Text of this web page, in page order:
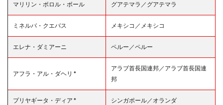
マリリン・ボロル・ボール グアテマラ／グアテマラ
ミネルバ・クエバス メキシコ／メキシコ
エレナ・ダミアーニ ペルー／ペルー
アフラ・アル・ダヘリ *
アラブ首長国連邦／アラブ首長国連
邦
プリヤギータ・ディア * シンガポール／オランダ